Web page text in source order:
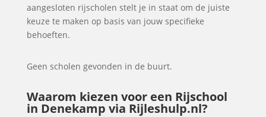
aangesloten rijscholen stelt je in staat om de juiste
keuze te maken op basis van jouw specifieke
behoeften.
Geen scholen gevonden in de buurt.
Waarom kiezen voor een Rijschool
in Denekamp via Rijleshulp.nl?